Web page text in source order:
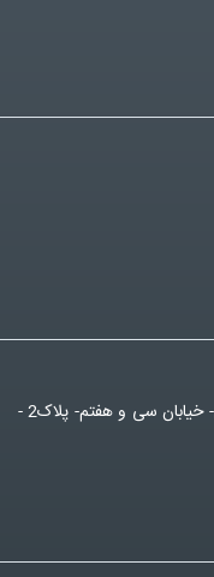
تهران ،سعادت آباد- میدان بهرود- خیابان عابدی- خیابان سی و هفتم- پلاک2 -